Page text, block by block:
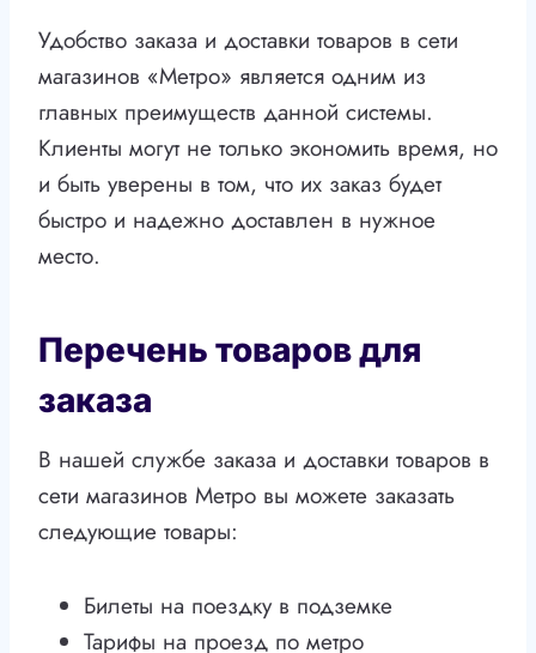
Удобство заказа и доставки товаров в сети
магазинов «Метро» является одним из
главных преимуществ данной системы.
Клиенты могут не только экономить время, но
и быть уверены в том, что их заказ будет
быстро и надежно доставлен в нужное
место.
Перечень товаров для
заказа
В нашей службе заказа и доставки товаров в
сети магазинов Метро вы можете заказать
следующие товары:
Билеты на поездку в подземке
Тарифы на проезд по метро